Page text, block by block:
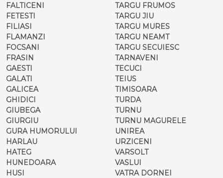
FALTICENI
FETESTI
FILIASI
FLAMANZI
FOCSANI
FRASIN
GAESTI
GALATI
GALICEA
GHIDICI
GIUBEGA
GIURGIU
GURA HUMORULUI
HARLAU
HATEG
HUNEDOARA
HUSI
TARGU FRUMOS
TARGU JIU
TARGU MURES
TARGU NEAMT
TARGU SECUIESC
TARNAVENI
TECUCI
TEIUS
TIMISOARA
TURDA
TURNU
TURNU MAGURELE
UNIREA
URZICENI
VARSOLT
VASLUI
VATRA DORNEI